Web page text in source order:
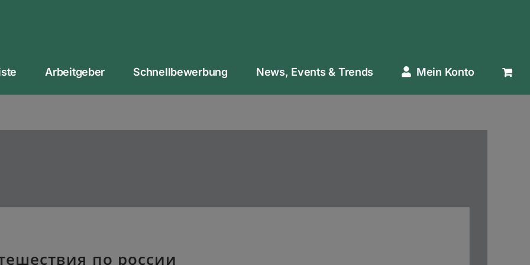
Arbeitgeber Schnellbewerbung News, Events & Trends Mein Konto
по россии